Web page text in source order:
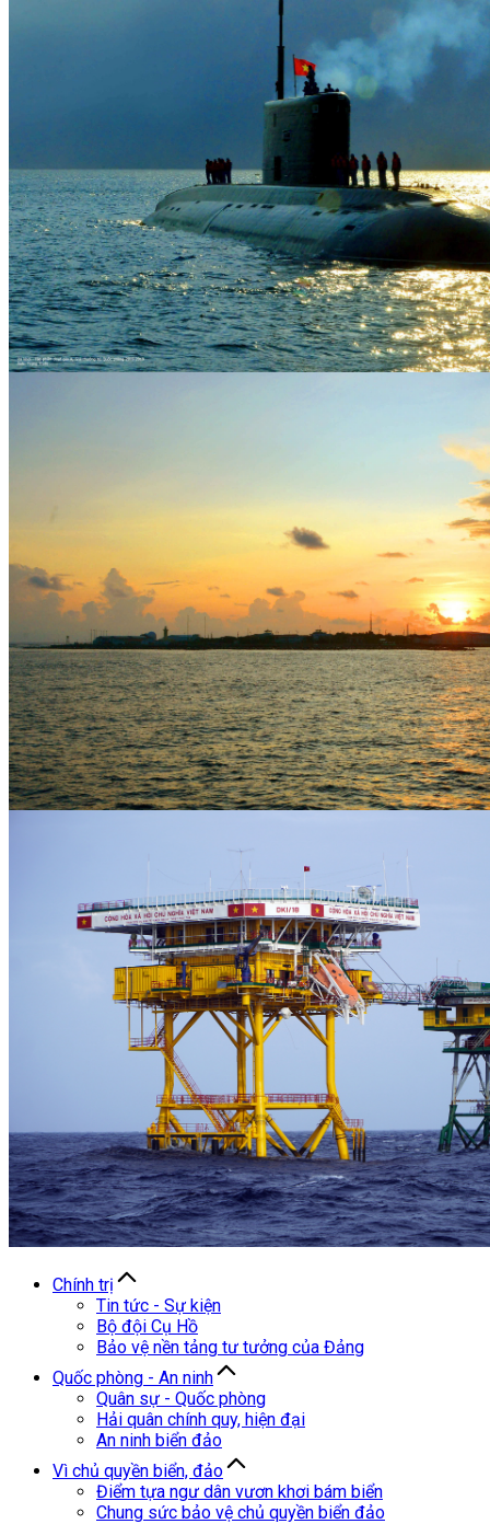
Chính trị
Tin tức - Sự kiện
Bộ đội Cụ Hồ
Bảo vệ nền tảng tư tưởng của Đảng
Quốc phòng - An ninh
Quân sự - Quốc phòng
Hải quân chính quy, hiện đại
An ninh biển đảo
Vì chủ quyền biển, đảo
Điểm tựa ngư dân vươn khơi bám biển
Chung sức bảo vệ chủ quyền biển đảo